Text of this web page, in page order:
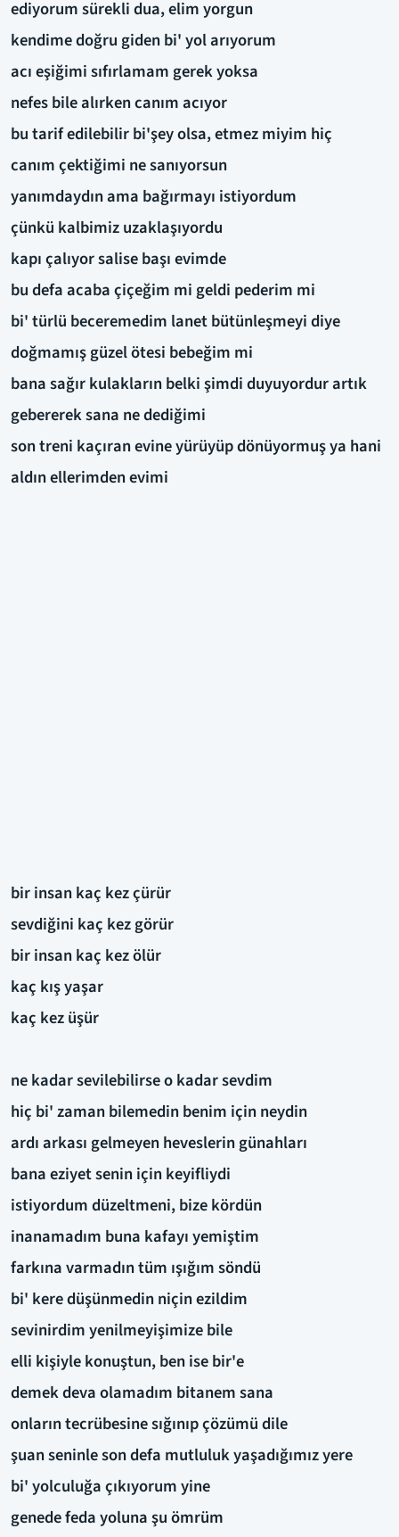
ediyorum sürekli dua, elim yorgun
kendime doğru giden bi' yol arıyorum
acı eşiğimi sıfırlamam gerek yoksa
nefes bile alırken canım acıyor
bu tarif edilebilir bi'şey olsa, etmez miyim hiç
canım çektiğimi ne sanıyorsun
yanımdaydın ama bağırmayı istiyordum
çünkü kalbimiz uzaklaşıyordu
kapı çalıyor salise başı evimde
bu defa acaba çiçeğim mi geldi pederim mi
bi' türlü beceremedim lanet bütünleşmeyi diye
doğmamış güzel ötesi bebeğim mi
bana sağır kulakların belki şimdi duyuyordur artık
gebererek sana ne dediğimi
son treni kaçıran evine yürüyüp dönüyormuş ya hani
aldın ellerimden evimi
bir insan kaç kez çürür
sevdiğini kaç kez görür
bir insan kaç kez ölür
kaç kış yaşar
kaç kez üşür
ne kadar sevilebilirse o kadar sevdim
hiç bi' zaman bilemedin benim için neydin
ardı arkası gelmeyen heveslerin günahları
bana eziyet senin için keyifliydi
istiyordum düzeltmeni, bize kördün
inanamadım buna kafayı yemiştim
farkına varmadın tüm ışığım söndü
bi' kere düşünmedin niçin ezildim
sevinirdim yenilmeyişimize bile
elli kişiyle konuştun, ben ise bir'e
demek deva olamadım bitanem sana
onların tecrübesine sığınıp çözümü dile
şuan seninle son defa mutluluk yaşadığımız yere
bi' yolculuğa çıkıyorum yine
genede feda yoluna şu ömrüm